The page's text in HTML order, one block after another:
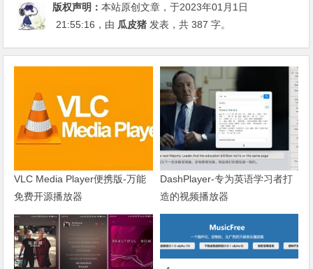
版权声明：本站原创文章，于2023年01月1日
21:55:16 ，由 瓜皮猪 发表，共 387 字。
VLC Media Player便携版-万能
免费开源播放器
DashPlayer-专为英语学习者打
造的视频播放器